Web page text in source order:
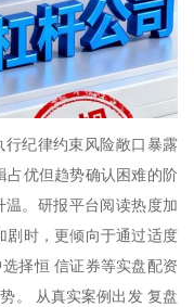
纪律约束风险敞口暴露
占优但趋势确认困难的阶
温。研报平台阅读热度加
剧时，更倾向于通过适度
择恒 信证券等实盘配资
。 从真实案例出发 复盘